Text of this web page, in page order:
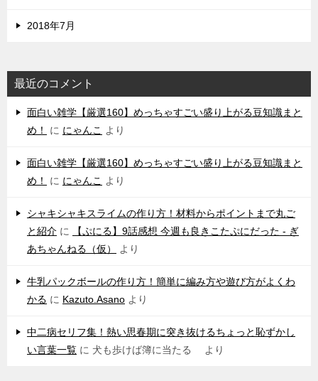
2018年7月
最近のコメント
‌面白い雑学【厳選160】めっちゃすごい盛り上がる豆知識まと
め！
に にゃんこ より
‌面白い雑学【厳選160】めっちゃすごい盛り上がる豆知識まと
め！
に にゃんこ より
シャキシャキスライムの作り方！材料からポイントまで丸ご
と紹介 に
【ぷにる】9話感想 今週も良きこたぷにだった - ぎ
あちゃんねる（仮）
より
牛乳パックボールの作り方！簡単に編み方や遊び方がよくわ
かる に Kazuto.Asano より
中二病セリフ集！熱い思春期に突き抜けるちょっと恥ずかし
い言葉一覧 に 犬も歩けば簿に当たる より